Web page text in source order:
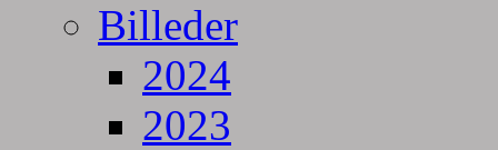
Billeder
2024
2023